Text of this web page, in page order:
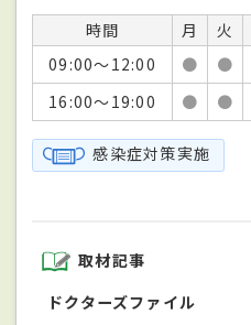
時間 月 火
09:00～12:00
● ●
16:00～19:00
● ●
感染症対策実施
取材記事
ドクターズファイル